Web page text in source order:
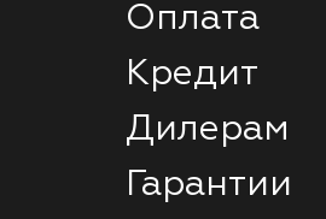
Оплата
Кредит
Дилерам
Гарантии